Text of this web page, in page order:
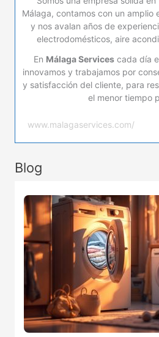
Málaga, contamos con un amplio
y nos avalan años de
electrodomésticos, aire
En Málaga Services cada día
innovamos y trabajamos por
y satisfacción del cliente, para
el menor tiempo
www.malagaservices.com/
Blog